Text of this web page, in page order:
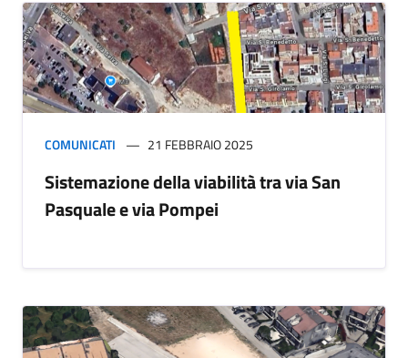
COMUNICATI 21 FEBBRAIO 2025
Sistemazione della viabilità tra via San
Pasquale e via Pompei